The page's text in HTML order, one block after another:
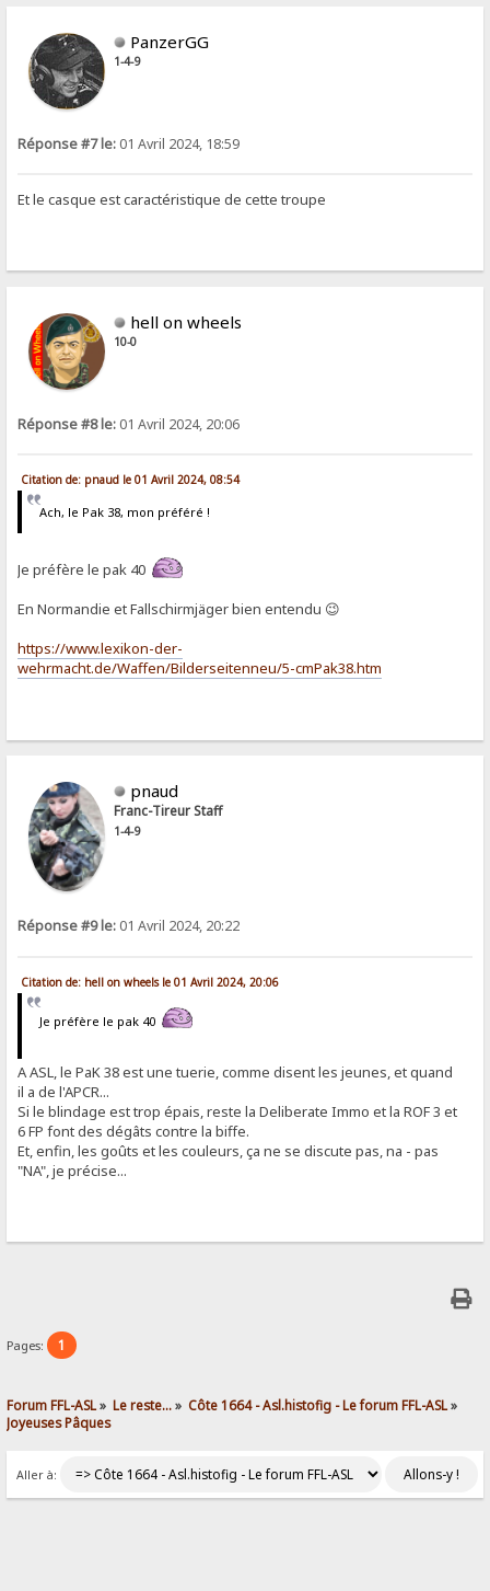
PanzerGG
1-4-9
Réponse #7 le: 01 Avril 2024, 18:59
Et le casque est caractéristique de cette troupe
hell on wheels
10-0
Réponse #8 le: 01 Avril 2024, 20:06
Citation de: pnaud le 01 Avril 2024, 08:54
Ach, le Pak 38, mon préféré !
Je préfère le pak 40
En Normandie et Fallschirmjäger bien entendu 😉
https://www.lexikon-der-
wehrmacht.de/Waffen/Bilderseitenneu/5-cmPak38.htm
pnaud
Franc-Tireur Staff
1-4-9
Réponse #9 le: 01 Avril 2024, 20:22
Citation de: hell on wheels le 01 Avril 2024, 20:06
Je préfère le pak 40
A ASL, le PaK 38 est une tuerie, comme disent les jeunes, et quand
il a de l'APCR...
Si le blindage est trop épais, reste la Deliberate Immo et la ROF 3 et
6 FP font des dégâts contre la biffe.
Et, enfin, les goûts et les couleurs, ça ne se discute pas, na - pas
"NA", je précise...
Pages: 1
Forum FFL-ASL» Le reste...» Côte 1664 - Asl.histofig - Le forum FFL-ASL»
Joyeuses Pâques
Aller à: